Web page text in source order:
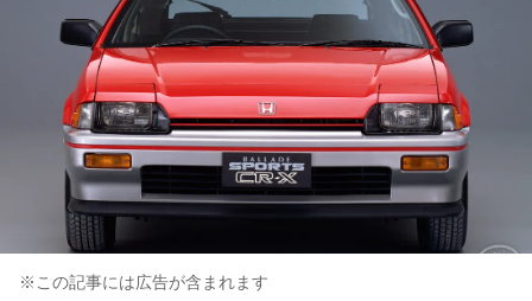
※この記事には広告が含まれます